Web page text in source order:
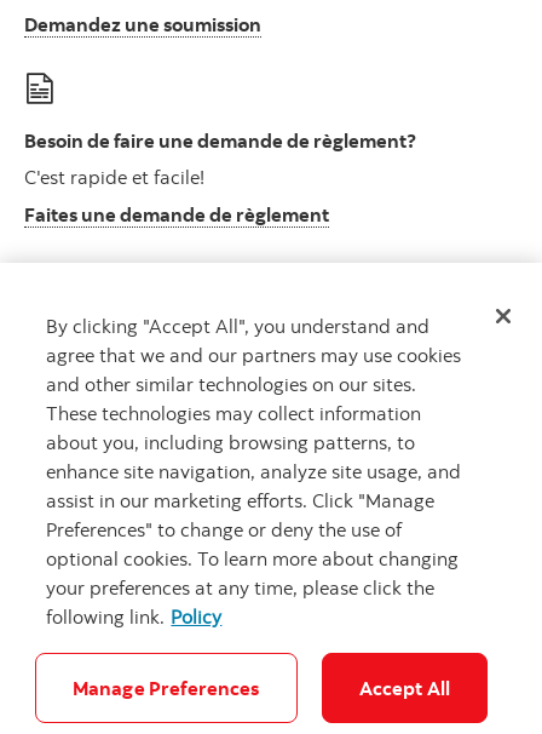
Demandez une soumission
Besoin de faire une demande de règlement?
C'est rapide et facile!
Faites une demande de règlementLa page de demandez
Page de ressources
Outils et ressources utiles
Détails
La page de ressources l'assurance
Carrières Notes juridiques
By clicking "Accept All", you understand and
agree that we and our partners may use cookies
and other similar technologies on our sites.
These technologies may collect information
about you, including browsing patterns, to
enhance site navigation, analyze site usage, and
assist in our marketing efforts. Click "Manage
Preferences" to change or deny the use of
optional cookies. To learn more about changing
your preferences at any time, please click the
following link. Policy
Manage Preferences Accept All